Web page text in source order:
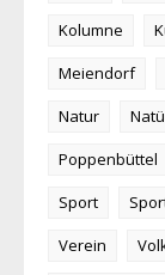
Kolumne
Meiendorf
Natur
Poppenbüttel
Sport
Verein